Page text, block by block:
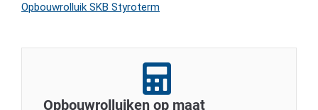
Opbouwrolluik SKB Styroterm
Opbouwrolluiken op maat